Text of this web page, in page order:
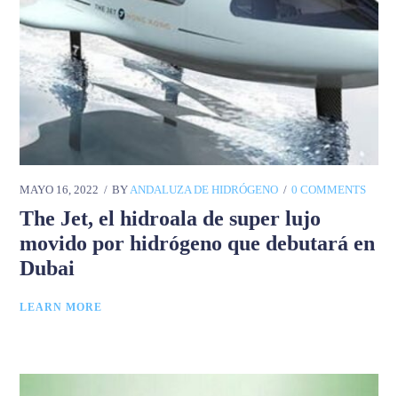
MAYO 16, 2022 BY ANDALUZA DE HIDRÓGENO 0 COMMENTS
The Jet, el hidroala de super lujo
movido por hidrógeno que debutará en
Dubai
LEARN MORE